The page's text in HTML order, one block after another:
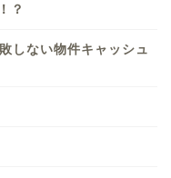
？
しない物件キャッシュ